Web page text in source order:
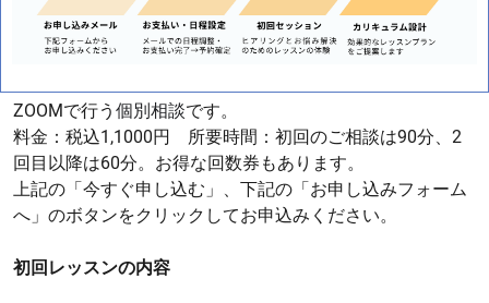
ZOOMで行う 個別相談です。
料金：税込1,1000円 所要時間：初回のご相談は90分、2
回目以降は60分。お得な回数券もあります。
上記の「今すぐ申し込む」、下記の「お申し込みフォーム
へ」のボタンをクリックしてお申込みください。
初回レッスンの内容